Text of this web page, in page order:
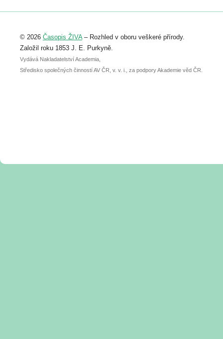
Registrovat se můžete do 6. září.
abstraktu přihlášené přednášky nebo
posteru je už 30. června.
© 2026 Časopis ŽIVA– Rozhled v oboru veškeré přírody.
Založil roku 1853 J. E. Purkyně.
Vydává Nakladatelství Academia,
Středisko společných činností AV ČR, v. v. i., za podpory Akademie věd ČR.